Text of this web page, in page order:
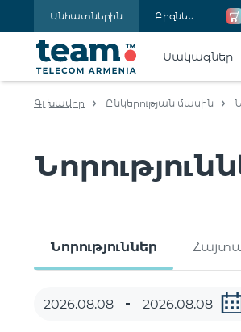
Անհատներին Բիզնես
Սակագներ
Գլխավոր Ընկերության մասին
Նորություններ